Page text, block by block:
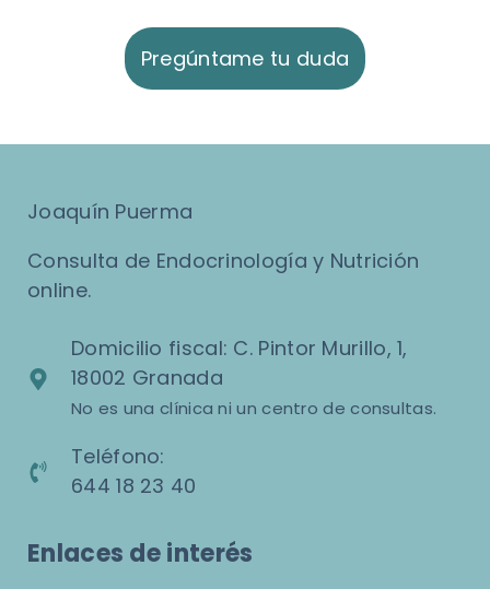
Pregúntame tu duda
Joaquín Puerma
Consulta de Endocrinología y Nutrición
online.
Domicilio fiscal: C. Pintor Murillo, 1,
18002 Granada
No es una clínica ni un centro de consultas.
Teléfono:
644 18 23 40
Enlaces de interés